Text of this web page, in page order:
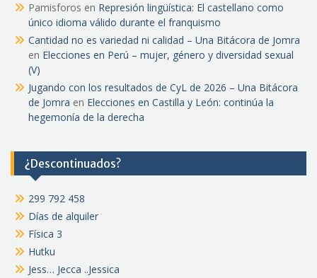
Pamisforos en Represión lingüística: El castellano como
único idioma válido durante el franquismo
Cantidad no es variedad ni calidad – Una Bitácora de Jomra
en Elecciones en Perú – mujer, género y diversidad sexual
(V)
Jugando con los resultados de CyL de 2026 – Una Bitácora
de Jomra en Elecciones en Castilla y León: continúa la
hegemonía de la derecha
¿Descontinuados?
299 792 458
Días de alquiler
Física 3
Hutku
Jess… Jecca ..Jessica